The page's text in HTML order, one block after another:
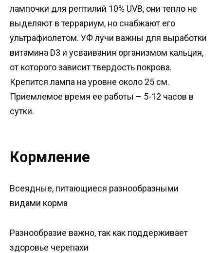
лампочки для рептилий 10% UVB, они тепло не
выделяют в террариум, но снабжают его
ультрафиолетом. УФ лучи важны для выработки
витамина D3 и усваивания организмом кальция,
от которого зависит твердость покрова.
Крепится лампа на уровне около 25 см.
Приемлемое время ее работы – 5-12 часов в
сутки.
Кормление
Всеядные, питающиеся разнообразными
видами корма
Разнообразие важно, так как поддерживает
здоровье черепахи